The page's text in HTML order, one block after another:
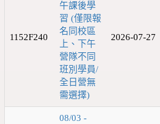
1152F240
午課後學
習 (僅限報
名同校區
上、下午
營隊不同
班別學員/
全日營無
需選擇)
2026-07-27
08/03 -